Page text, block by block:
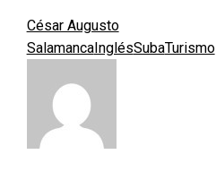
César Augusto
SalamancaInglésSubaTurismo